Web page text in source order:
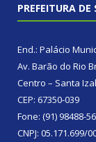
PREFEITURA
End.: Palácio
Av. Barão do Rio
Centro – Santa
CEP: 67350-039
Fone: (91) 98488-
CNPJ: 05.171.699/